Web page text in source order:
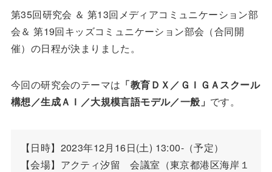
第35回研究会 ＆ 第13回メディアコミュニケーション部
会＆ 第19回キッズコミュニケーション部会（合同開
催）の日程が決まりました。
今回の研究会のテーマは 「教育ＤＸ／ＧＩＧＡスクール
構想／生成ＡＩ／大規模言語モデル／一般」 です。
【日時】2023年12月16日(土) 13:00-（予定）
【会場】アクティ汐留　会議室（東京都港区海岸１